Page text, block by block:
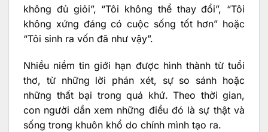
không đủ giỏi”, “Tôi không thể thay đổi”, “Tôi
không xứng đáng có cuộc sống tốt hơn” hoặc
“Tôi sinh ra vốn đã như vậy”.
Nhiều niềm tin giới hạn được hình thành từ tuổi
thơ, từ những lời phán xét, sự so sánh hoặc
những thất bại trong quá khứ. Theo thời gian,
con người dần xem những điều đó là sự thật và
sống trong khuôn khổ do chính mình tạo ra.